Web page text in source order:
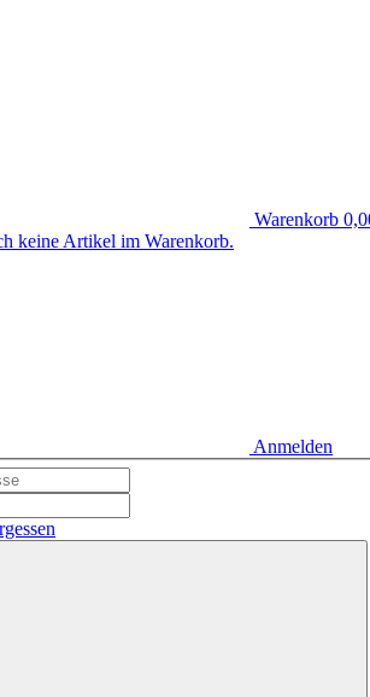
Warenkorb
keine Artikel im Warenkorb.
Anmelden